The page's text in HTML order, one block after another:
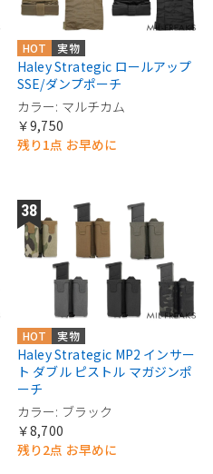
実物
HOT
Haley Strategic ロールアップ
SSE/ダンプポーチ
カラー: マルチカム
￥9,750
残り1点 お早めに
実物
HOT
Haley Strategic MP2 インサー
ト ダブル ピストル マガジンポ
ーチ
カラー: ブラック
￥8,700
残り2点 お早めに